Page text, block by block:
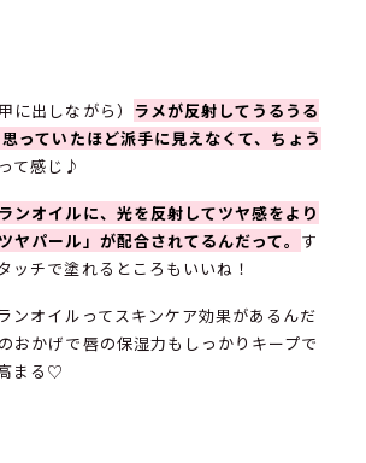
に出しながら） ラメが反射してうるうる
っていたほど派手に見えなくて、ちょう
て感じ♪
ンオイルに、光を反射してツヤ感をより
ヤパール」が配合されてるんだって。 す
ッチで塗れるところもいいね！
ンオイルってスキンケア効果があるんだ
おかげで唇の保湿力もしっかりキープで
まる♡